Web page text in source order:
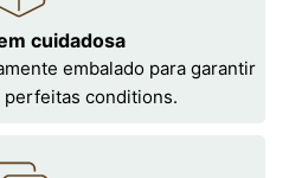
cuidadosa
embalado para garantir
perfeitas conditions.